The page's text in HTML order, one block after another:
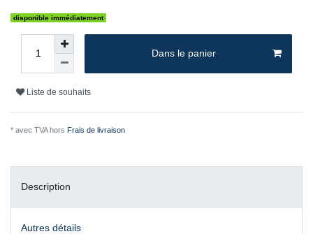
disponible immédiatement
Dans le panier
Liste de souhaits
* avec TVA hors Frais de livraison
Description
Autres détails